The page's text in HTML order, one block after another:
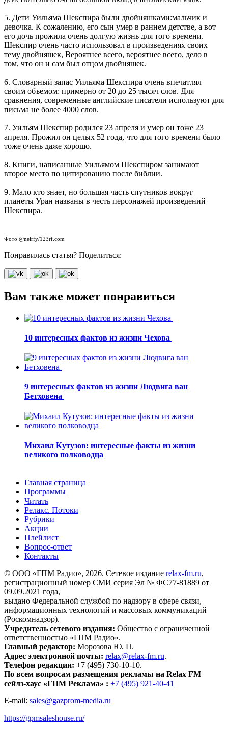
5. Дети Уильяма Шекспира были двойняшками:мальчик и
девочка. К сожалению, его сын умер в раннем детстве, а вот
его дочь прожила очень долгую жизнь для того времени.
Шекспир очень часто использовал в произведениях своих
тему двойняшек, Вероятнее всего, вероятнее всего, дело в
том, что он и сам был отцом двойняшек.
6. Словарный запас Уильяма Шекспира очень впечатлял
своим объемом: примерно от 20 до 25 тысяч слов. Для
сравнения, современные английские писатели используют для
письма не более 4000 слов.
7. Уильям Шекспир родился 23 апреля и умер он тоже 23
апреля. Прожил он целых 52 года, что для того времени было
тоже очень даже хорошо.
8. Книги, написанные Уильямом Шекспиром занимают
второе место по цитированию после библии.
9. Мало кто знает, но большая часть спутников вокруг
планеты Уран названы в честь персонажей произведений
Шекспира.
Фото @neirfy/123rf.com
Понравилась статья? Поделиться:
Вам также может понравиться
10 интересных фактов из жизни Чехова
9 интересных фактов из жизни Людвига ван
Бетховена
Михаил Кутузов: интересные факты из жизни
великого полководца
Главная страница
Программы
Читать
Релакс. Потоки
Рубрики
Акции
Плейлист
Вопрос-ответ
Контакты
© ООО «ГПМ Радио», 2026. Сетевое издание relax-fm.ru,
регистрационный номер СМИ серия Эл № ФС77-81889 от
09.09.2021 года,
выдано Федеральной службой по надзору в сфере связи,
информационных технологий и массовых коммуникаций
(Роскомнадзор).
Учредитель сетевого издания: Общество с ограниченной
ответственностью «ГПМ Радио».
Главный редактор: Морозова Ю. П.
Адрес электронной почты: relax@relax-fm.ru.
Телефон редакции: +7 (495) 730-10-10.
По всем вопросам размещения рекламы на Relax FM
сейлз-хаус «ГПМ Реклама» : +7 (495) 921-40-41
E-mail: sales@gazprom-media.ru
https://gpmsaleshouse.ru/